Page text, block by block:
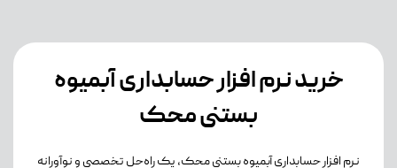
خرید نرم افزار حسابداری آبمیوه
بستنی محک
نرم افزار حسابداری آبمیوه بستنی محک، یک راه‌حل تخصصی و نوآورانه